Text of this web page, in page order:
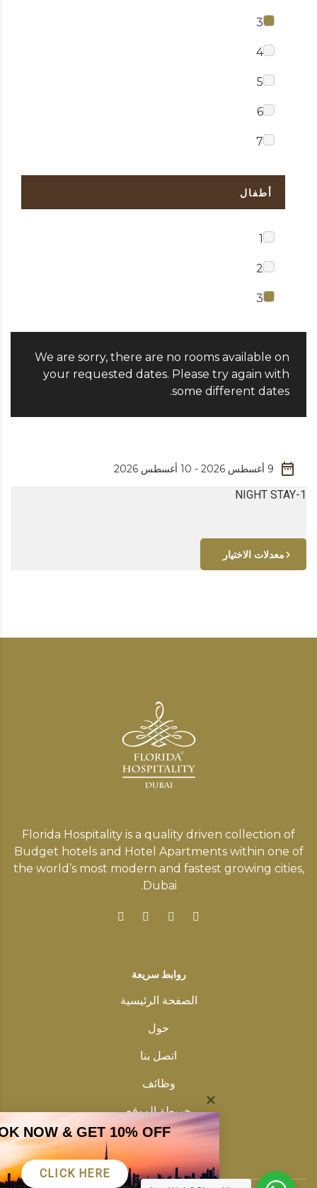
3
4
5
6
7
أطفال
1
2
3
We are sorry, there are no rooms available on
your requested dates. Please try again with
some different dates.
1-NIGHT STAY
معدلات الاختيار
Florida Hospitality is a quality driven collection of
Budget hotels and Hotel Apartments within one of
the world’s most modern and fastest growing cities,
Dubai.
روابط سريعة
الصفحة الرئيسية
حول
اتصل بنا
وظائف
خريطة الموقع
سياسة خاصة
CLICK HERE
NOW & GET 10% OFF